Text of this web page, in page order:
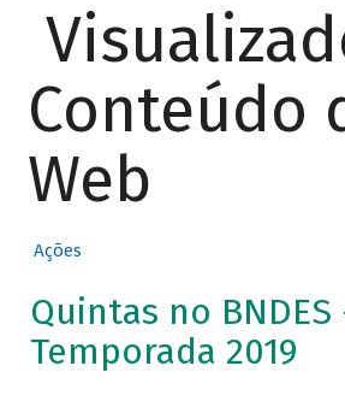
Conteúdo
Web
Ações
Quintas no BNDES
Temporada 2019